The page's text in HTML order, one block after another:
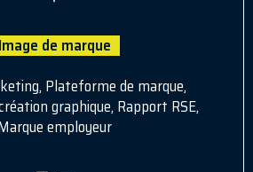
Image de marque
Plateforme de marque,
graphique, Rapport RSE,
employeur